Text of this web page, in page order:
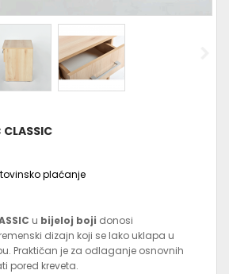
CLASSIC
plaćanje
u bijeloj boji donosi
dizajn koji se lako uklapa u
Praktičan je za odlaganje osnovnih
pored kreveta.